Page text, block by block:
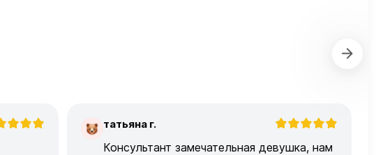
Т татьяна г.
Консультант замечательная девушка, нам